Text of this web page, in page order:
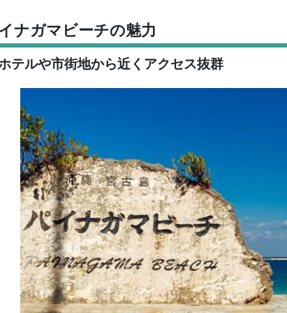
ナガマビーチの魅力
テルや市街地から近くアクセス抜群